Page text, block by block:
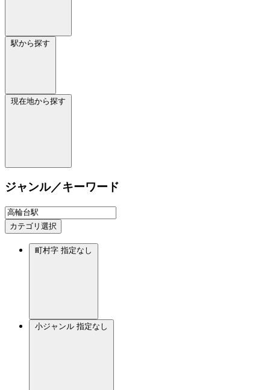
駅から探す
現在地から探す
ジャンル／キーワード
カテゴリ選択
町村字 指定なし
小ジャンル 指定なし